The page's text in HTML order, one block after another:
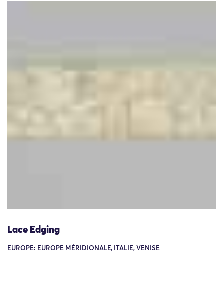
Lace Edging
EUROPE: EUROPE MÉRIDIONALE, ITALIE, VENISE